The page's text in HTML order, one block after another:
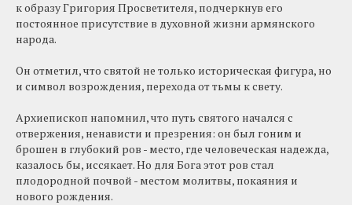
к образу Григория Просветителя, подчеркнув его
постоянное присутствие в духовной жизни армянского
народа.
Он отметил, что святой не только историческая фигура, но
и символ возрождения, перехода от тьмы к свету.
Архиепископ напомнил, что путь святого начался с
отвержения, ненависти и презрения: он был гоним и
брошен в глубокий ров - место, где человеческая надежда,
казалось бы, иссякает. Но для Бога этот ров стал
плодородной почвой - местом молитвы, покаяния и
нового рождения.